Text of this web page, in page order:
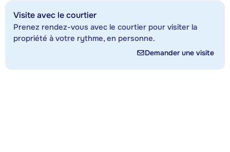
Visite avec le courtier
Prenez rendez-vous avec le courtier pour visiter la
propriété à votre rythme, en personne.
Demander une visite